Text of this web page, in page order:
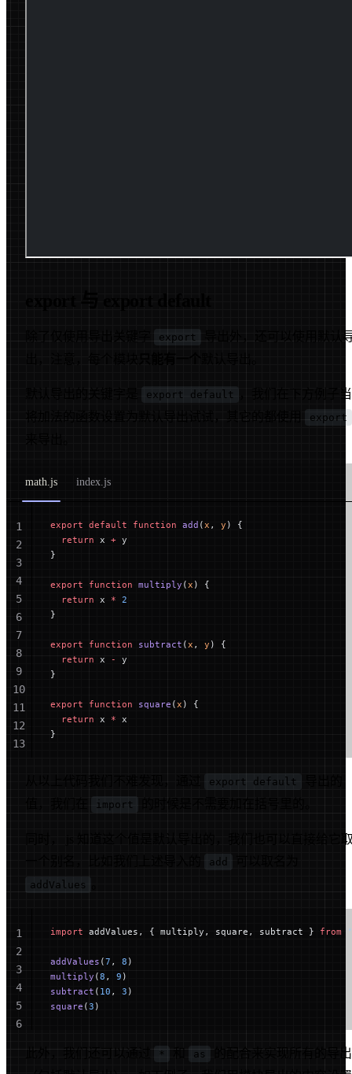
export 与 export default
除了仅使用导出关键字 export
导出外，还可以使用默认
出，注意，每个模块
默认导出。
默认导出的关键字是 export default
，我们在下方例子
将加法的函数设置为默认导出试试，其它的都使用
export
math.js index.js
export default function add ( x , y ) {
  return
x + y
}
export function multiply ( x ) {
  return
x * 2
}
export function subtract ( x , y ) {
  return
x -
y
}
export function square (x ) {
  return
x * x
}
1
2
3
4
5
6
7
8
9
10
11
12
13
从以上代码我们不难发现，通过 export default
导出的
import 的时候是不需要加在括号里的。
同时， js 知道这个值是默认导出的，我们也可以直接给它
一个别名，比如我们上述导入的
add 可以取名为
addValues
import addValues, { multiply, square, subtract } from
addValues (7 , 8 )
multiply (8 , 9 )
subtract ( 10 , 3 )
square (3 )
1
2
3
4
5
6
此外，我们还可以通过 * 和 as
的配合来实现所有的导出